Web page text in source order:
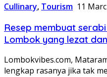
Cullinary, Tourism 11
Resep membuat
Lombok yang lezat
Lombokvibes.com,
lengkap rasanya jika tak